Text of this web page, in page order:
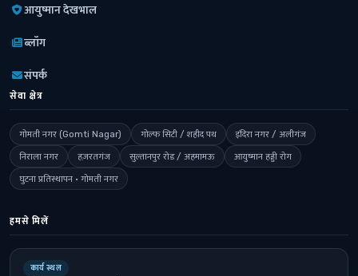
आयुष्मान देखभाल
ब्लॉग
संपर्क
सेवा क्षेत्र
गोमती नगर (Gomti Nagar) गोल्फ सिटी / शहीद पथ
इंदिरा नगर / अलीगंज
निराला नगर
हज़रतगंज सुल्तानपुर रोड / अहमामऊ
आयुष्मान हड्डी रोग
घुटना प्रतिस्थापन · गोमती नगर
हमसे मिलें
कार्य स्थल